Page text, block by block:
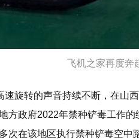
飞机之家再度奔
旋转的声音持续不断，在山
方政府2022年禁种铲毒工作
次在该地区执行禁种铲毒空